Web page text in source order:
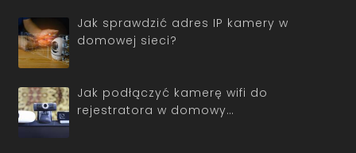
Jak sprawdzić adres IP kamery w
domowej sieci?
Jak podłączyć kamerę wifi do
rejestratora w domowy…